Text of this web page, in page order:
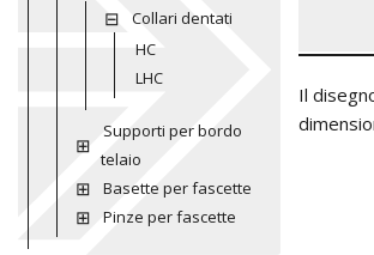
Collari dentati
HC
LHC
Supporti per bordo
telaio
Basette per fascette
Pinze per fascette
Il